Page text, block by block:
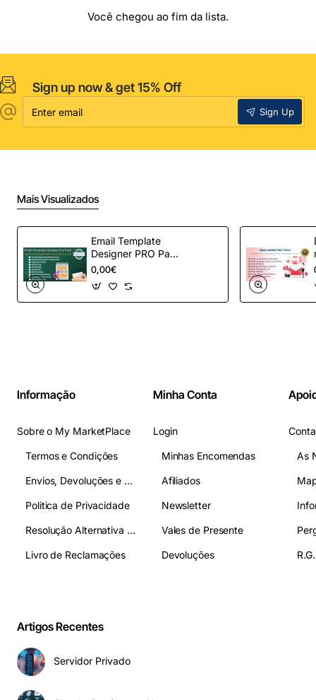
Você chegou ao fim da lista.
Sign up now & get 15% Off
email
Sign Up
Mais Visualizados
Email Template
Designer PRO Pack
– Automação de e-
mail definitiva para
OpenCart
0,00€
Informação
Sobre o My MarketPlace
Termos e Condições
Envios, Devoluções e Pagamentos
Politica de Privacidade
Resolução Alternativa de Litígios
Livro de Reclamações
Minha Conta
Login
Minhas Encomendas
Afiliados
Newsletter
Vales de Presente
Devoluções
As
Artigos Recentes
Servidor Privado